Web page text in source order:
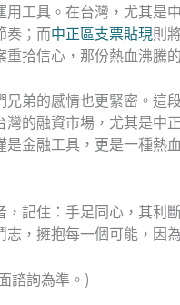
工具。在台灣，尤其是
奏；而中正區支票貼現則
重拾信心，那份熱血沸騰
弟的感情也更緊密。這
的融資市場，尤其是中
金融工具，更是一種熱
記住：手足同心，其利
，擁抱每一個可能，因
諮詢為準。)